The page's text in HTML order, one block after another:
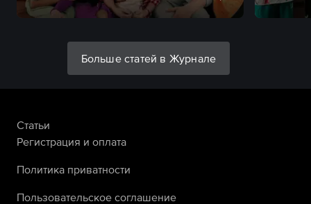
Больше статей в Журнале
Статьи
Регистрация и оплата
Политика приватности
Пользовательское соглашение